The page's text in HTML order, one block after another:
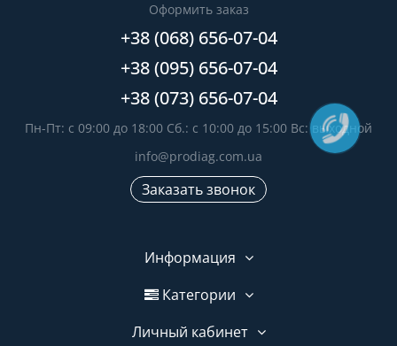
Оформить заказ
+38 (068) 656-07-04
+38 (095) 656-07-04
+38 (073) 656-07-04
Пн-Пт: с 09:00 до 18:00 Сб.: с 10:00 до 15:00 Вс: выходной
info@prodiag.com.ua
Заказать звонок
Информация
Категории
Личный кабинет